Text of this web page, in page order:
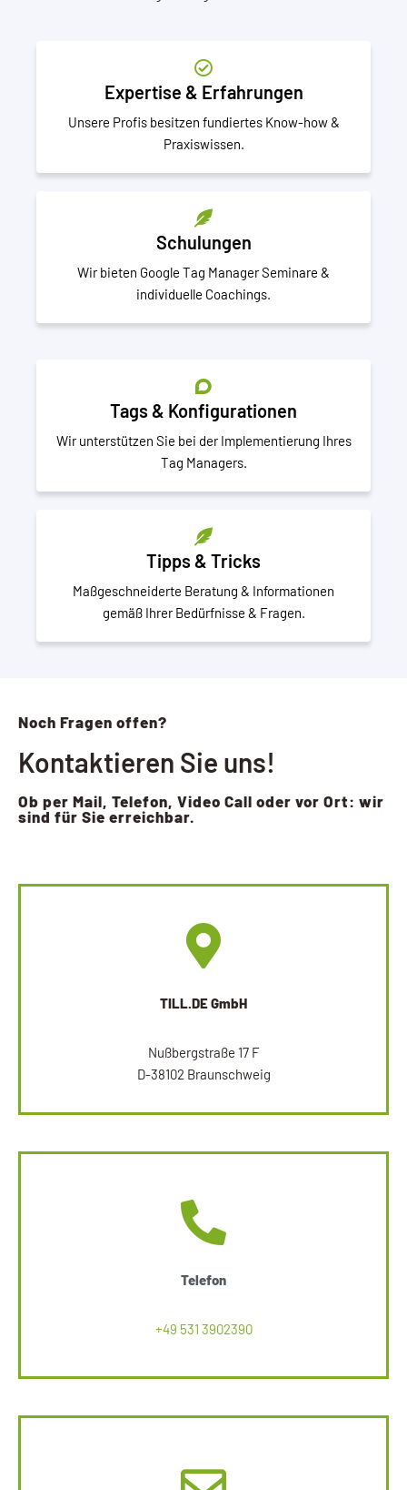
Expertise & Erfahrungen
Unsere Profis besitzen fundiertes Know-how &
Praxiswissen.
Schulungen
Wir bieten Google Tag Manager Seminare &
individuelle Coachings.
Tags & Konfigurationen
Wir unterstützen Sie bei der Implementierung Ihres
Tag Managers.
Tipps & Tricks
Maßgeschneiderte Beratung & Informationen
gemäß Ihrer Bedürfnisse & Fragen.
Noch Fragen offen?
Kontaktieren Sie uns!
Ob per Mail, Telefon, Video Call oder vor Ort: wir
sind für Sie erreichbar.
TILL.DE GmbH
Nußbergstraße 17 F
D-38102 Braunschweig
Telefon
+49 531 3902390